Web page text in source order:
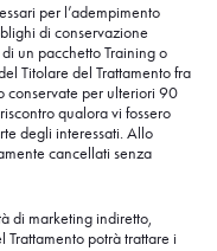
per l’adempimento
di conservazione
un pacchetto Training o
Titolare del Trattamento fra
conservate per ulteriori 90
qualora vi fossero
degli interessati. Allo
cancellati senza
di marketing indiretto,
potrà trattare i